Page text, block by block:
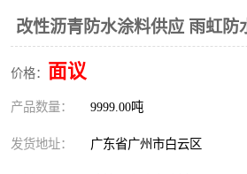
改性沥青防水涂料供应 雨虹防
价格： 面议
产品数量： 9999.00吨
发货地址： 广东省广州市白云区